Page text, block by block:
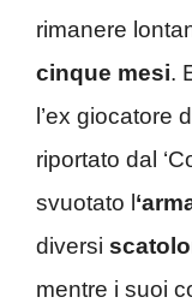
rimanere
cinque mesi.
l’ex giocatore
riportato dal
svuotato l
diversi
mentre i suoi